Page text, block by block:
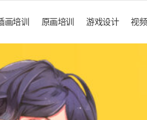
画培训 原画培训 游戏设计 视